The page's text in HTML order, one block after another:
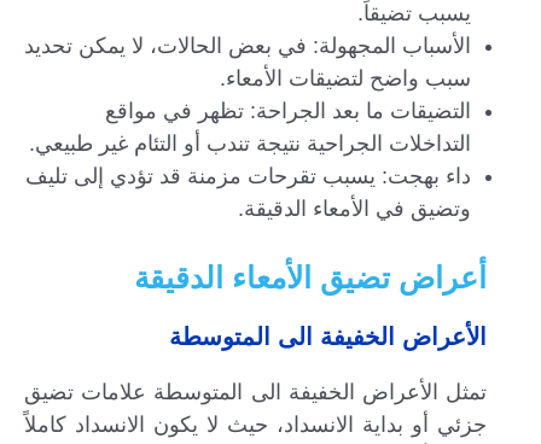
يسبب تضيقاً.
الأسباب المجهولة: في بعض الحالات، لا يمكن تحديد
سبب واضح لتضيقات الأمعاء.
التضيقات ما بعد الجراحة: تظهر في مواقع
التداخلات الجراحية نتيجة تندب أو التئام غير طبيعي.
داء بهجت: يسبب تقرحات مزمنة قد تؤدي إلى تليف
وتضيق في الأمعاء الدقيقة.
أعراض تضيق الأمعاء الدقيقة
الأعراض الخفيفة الى المتوسطة
تمثل الأعراض الخفيفة الى المتوسطة علامات تضيق
جزئي أو بداية الانسداد، حيث لا يكون الانسداد كاملاً